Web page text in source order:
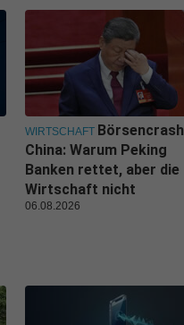
WIRTSCHAFT
China: Warum Peking
Banken rettet, aber die
Wirtschaft nicht
06.08.2026